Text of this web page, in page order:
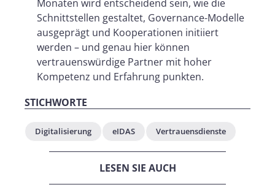
Monaten wird entscheidend sein, wie die
Schnittstellen gestaltet, Governance-Modelle
ausgeprägt und Kooperationen initiiert
werden – und genau hier können
vertrauenswürdige Partner mit hoher
Kompetenz und Erfahrung punkten.
STICHWORTE
Digitalisierung eIDAS Vertrauensdienste
LESEN SIE AUCH